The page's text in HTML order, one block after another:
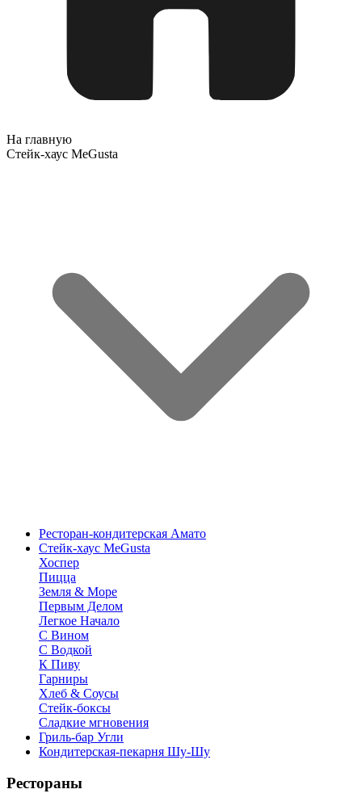
На главную
Стейк-хаус MeGusta
Ресторан-кондитерская Амато
Стейк-хаус MeGusta
Хоспер
Пицца
Земля & Море
Первым Делом
Легкое Начало
С Вином
С Водкой
К Пиву
Гарниры
Хлеб & Соусы
Стейк-боксы
Сладкие мгновения
Гриль-бар Угли
Кондитерская-пекарня Шу-Шу
Рестораны